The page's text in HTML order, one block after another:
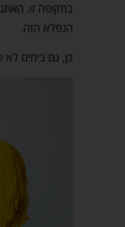
בתקופה זו.
הנפלא הזה.
כן, גם בימים